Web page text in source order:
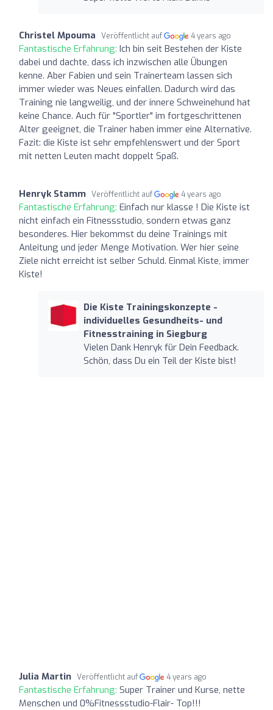
Christel Mpouma Veröffentlicht auf 4 years ago
Fantastische Erfahrung: Ich bin seit Bestehen der Kiste
dabei und dachte, dass ich inzwischen alle Übungen
kenne. Aber Fabien und sein Trainerteam lassen sich
immer wieder was Neues einfallen. Dadurch wird das
Training nie langweilig, und der innere Schweinehund hat
keine Chance. Auch für "Sportler" im fortgeschrittenen
Alter geeignet, die Trainer haben immer eine Alternative.
Fazit: die Kiste ist sehr empfehlenswert und der Sport
mit netten Leuten macht doppelt Spaß.
Henryk Stamm Veröffentlicht auf 4 years ago
Fantastische Erfahrung: Einfach nur klasse ! Die Kiste ist
nicht einfach ein Fitnessstudio, sondern etwas ganz
besonderes. Hier bekommst du deine Trainings mit
Anleitung und jeder Menge Motivation. Wer hier seine
Ziele nicht erreicht ist selber Schuld. Einmal Kiste, immer
Kiste!
Die Kiste Trainingskonzepte -
individuelles Gesundheits- und
Fitnesstraining in Siegburg
Vielen Dank Henryk für Dein Feedback.
Schön, dass Du ein Teil der Kiste bist!
Julia Martin Veröffentlicht auf 4 years ago
Fantastische Erfahrung: Super Trainer und Kurse, nette
Menschen und 0%Fitnessstudio-Flair- Top!!!